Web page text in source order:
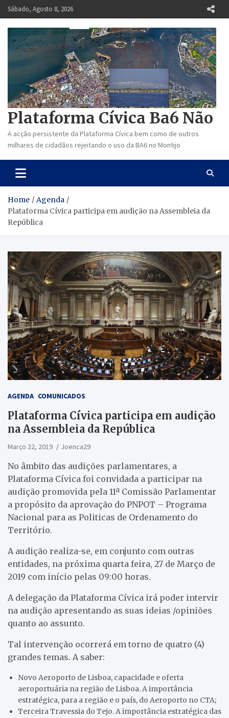
Skip
to
content
Sábado, Agosto 8, 2026
Plataforma Cívica Ba6 Não
A acção persistente da Plataforma Cívica bem como de outros
milhares de cidadãos rejeitando o uso da BA6 no Montijo
Home
Agenda
Plataforma Cívica participa em audição na Assembleia da
República
AGENDA COMUNICADOS
Plataforma Cívica participa em audição
na Assembleia da República
Março 22, 2019 Joenca29
No âmbito das audições parlamentares, a
Plataforma Cívica foi convidada a participar na
audição promovida pela 11ª Comissão Parlamentar
a propósito da aprovação do PNPOT – Programa
Nacional para as Politicas de Ordenamento do
Território.
A audição realiza-se, em conjunto com outras
entidades, na próxima quarta feira, 27 de Março de
2019 com início pelas 09:00 horas.
A delegação da Plataforma Cívica irá poder intervir
na audição apresentando as suas ideias /opiniões
quanto ao assunto.
Tal intervenção ocorrerá em torno de quatro (4)
grandes temas. A saber:
Novo Aeroporto de Lisboa, capacidade e oferta
aeroportuária na região de Lisboa. A importância
estratégica, para a região e o país, do Aeroporto no CTA;
Terceira Travessia do Tejo. A importância estratégica das